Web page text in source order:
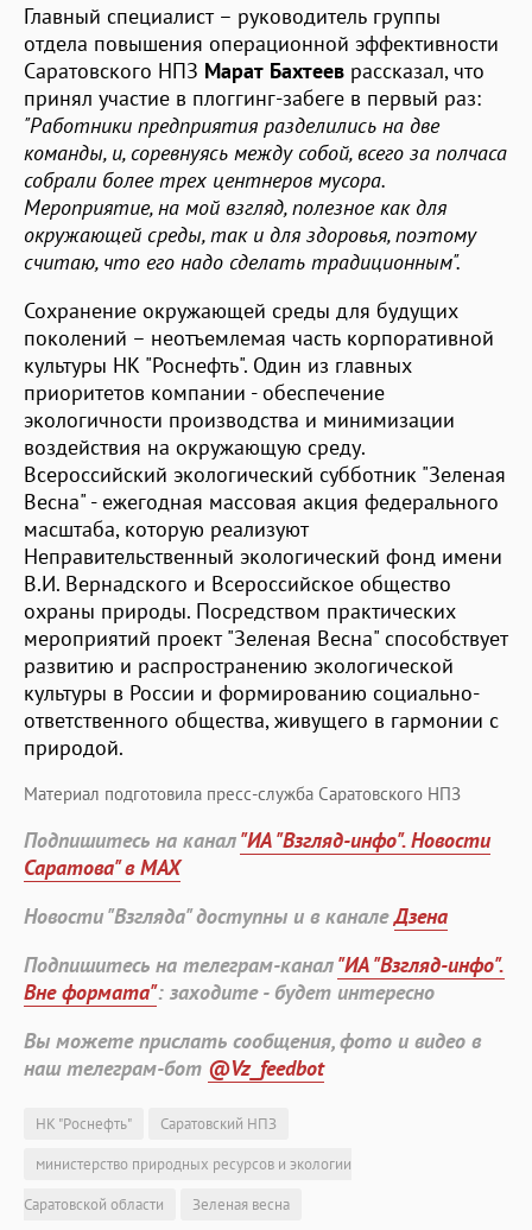
Главный специалист – руководитель группы
отдела повышения операционной эффективности
Саратовского НПЗ Марат Бахтеев рассказал, что
принял участие в плоггинг-забеге в первый раз:
"Работники предприятия разделились на две
команды, и, соревнуясь между собой, всего за полчаса
собрали более трех центнеров мусора.
Мероприятие, на мой взгляд, полезное как для
окружающей среды, так и для здоровья, поэтому
считаю, что его надо сделать традиционным".
Сохранение окружающей среды для будущих
поколений – неотъемлемая часть корпоративной
культуры НК "Роснефть". Один из главных
приоритетов компании - обеспечение
экологичности производства и минимизации
воздействия на окружающую среду.
Всероссийский экологический субботник "Зеленая
Весна" - ежегодная массовая акция федерального
масштаба, которую реализуют
Неправительственный экологический фонд имени
В.И. Вернадского и Всероссийское общество
охраны природы. Посредством практических
мероприятий проект "Зеленая Весна" способствует
развитию и распространению экологической
культуры в России и формированию социально-
ответственного общества, живущего в гармонии с
природой.
Материал подготовила пресс-служба Саратовского НПЗ
Подпишитесь на канал"ИА "Взгляд-инфо". Новости
Саратова" в MAX
Новости "Взгляда" доступны и в каналеДзена
Подпишитесь на телеграм-канал"ИА "Взгляд-инфо".
Вне формата": заходите - будет интересно
Вы можете прислать сообщения, фото и видео в
наш телеграм-бот @Vz_feedbot
НК "Роснефть"
Саратовский НПЗ
министерство природных ресурсов и экологии
Саратовской области
Зеленая весна